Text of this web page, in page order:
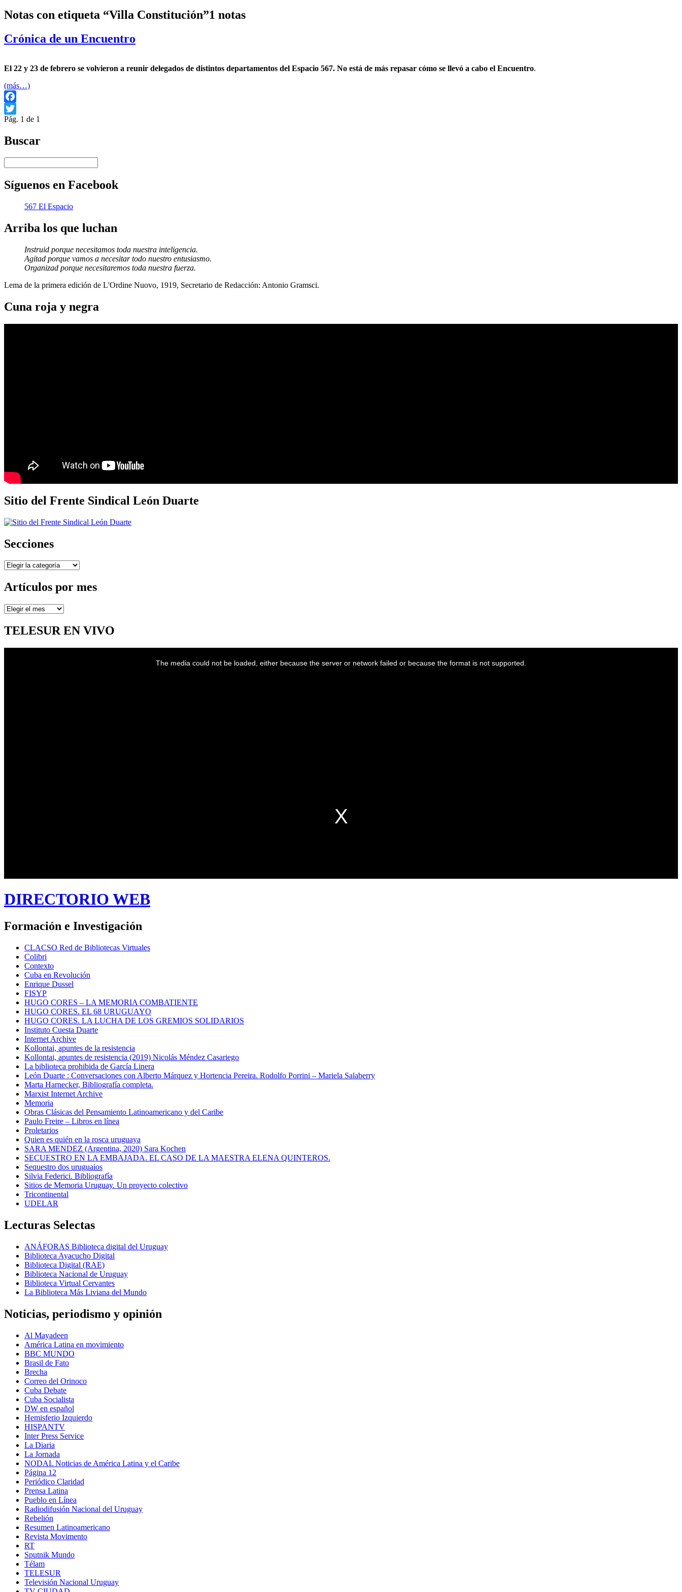
Notas con etiqueta “Villa Constitución”1 notas
Crónica de un Encuentro
El 22 y 23 de febrero se volvieron a reunir delegados de distintos departamentos del Espacio 567. No está de más repasar cómo se llevó a cabo el Encuentro.
(más…)
Facebook
Twitter
Pág. 1 de 1
Buscar
Síguenos en Facebook
567 El Espacio
Arriba los que luchan
Instruid porque necesitamos toda nuestra inteligencia.
Agitad porque vamos a necesitar todo nuestro entusiasmo.
Organizad porque necesitaremos toda nuestra fuerza.
Lema de la primera edición de L'Ordine Nuovo, 1919, Secretario de Redacción: Antonio Gramsci.
Cuna roja y negra
Sitio del Frente Sindical León Duarte
Secciones
Secciones
Artículos por mes
Artículos
mes
TELESUR EN VIVO
DIRECTORIO WEB
Formación e Investigación
CLACSO Red de Bibliotecas Virtuales
Colibri
Contexto
Cuba en Revolución
Enrique Dussel
FISYP
HUGO CORES – LA MEMORIA COMBATIENTE
HUGO CORES. EL 68 URUGUAYO
HUGO CORES. LA LUCHA DE LOS GREMIOS SOLIDARIOS
Instituto Cuesta Duarte
Internet Archive
Kollontai, apuntes de la resistencia
Kollontai, apuntes de resistencia (2019) Nicolás Méndez Casariego
La biblioteca prohibida de García Linera
León Duarte : Conversaciones con Alberto Márquez y Hortencia Pereira. Rodolfo Porrini – Mariela Salaberry
Marta Harnecker, Bibliografía completa.
Marxist Internet Archive
Memoria
Obras Clásicas del Pensamiento Latinoamericano y del Caribe
Paulo Freire – Libros en línea
Proletarios
Quien es quién en la rosca uruguaya
SARA MENDEZ (Argentina, 2020) Sara Kochen
SECUESTRO EN LA EMBAJADA. EL CASO DE LA MAESTRA ELENA QUINTEROS.
Sequestro dos uruguaios
Silvia Federici. Bibliografía
Sitios de Memoria Uruguay. Un proyecto colectivo
Tricontinental
UDELAR
Lecturas Selectas
ANÁFORAS Biblioteca digital del Uruguay
Biblioteca Ayacucho Digital
Biblioteca Digital (RAE)
Biblioteca Nacional de Uruguay
Biblioteca Virtual Cervantes
La Biblioteca Más Liviana del Mundo
Noticias, periodismo y opinión
Al Mayadeen
América Latina en movimiento
BBC MUNDO
Brasil de Fato
Brecha
Correo del Orinoco
Cuba Debate
Cuba Socialista
DW en español
Hemisferio Izquierdo
HISPANTV
Inter Press Service
La Diaria
La Jornada
NODAL Noticias de América Latina y el Caribe
Página 12
Periódico Claridad
Prensa Latina
Pueblo en Línea
Radiodifusión Nacional del Uruguay
Rebelión
Resumen Latinoamericano
Revista Movimento
RT
Sputnik Mundo
Télam
TELESUR
Televisión Nacional Uruguay